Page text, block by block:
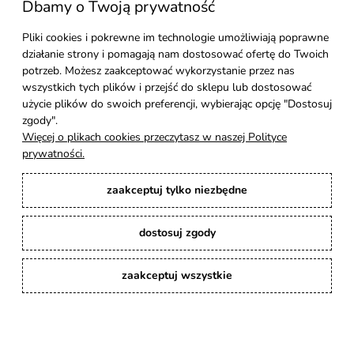
Moje konto
Pomoc
Styl Mebli
Rodzaje drewna
Kontakt
Karina Meble
: Ręcznie robione meble indyjskie, loftowe, industrialne i boho z
litego drewna. | Copyright © 2008–2026
Dbamy o Twoją prywatność
Pliki cookies i pokrewne im technologie umożliwiają poprawne
działanie strony i pomagają nam dostosować ofertę do Twoich
potrzeb. Możesz zaakceptować wykorzystanie przez nas
wszystkich tych plików i przejść do sklepu lub dostosować
użycie plików do swoich preferencji, wybierając opcję "Dostosuj
zgody".
Więcej o plikach cookies przeczytasz w naszej Polityce
prywatności.
zaakceptuj tylko niezbędne
dostosuj zgody
zaakceptuj wszystkie